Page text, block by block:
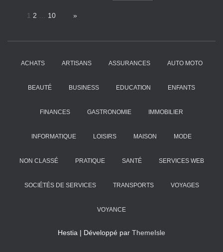
1 2 … 10 »
ACHATS ARTISANS ASSURANCES AUTO MOTO
BEAUTÉ BUSINESS EDUCATION ENFANTS
FINANCES GASTRONOMIE IMMOBILIER
INFORMATIQUE LOISIRS MAISON MODE
NON CLASSÉ PRATIQUE SANTÉ SERVICES WEB
SOCIÉTÉS DE SERVICES TRANSPORTS VOYAGES
VOYANCE
Hestia | Développé par ThemeIsle